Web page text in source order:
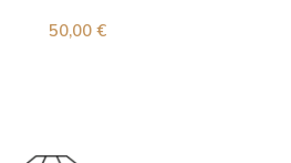
50,00 €